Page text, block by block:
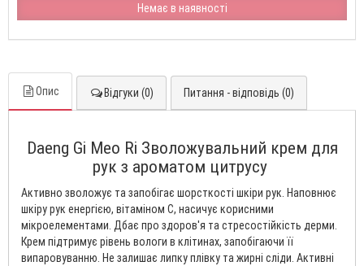
Немає в наявності
Опис Відгуки (0) Питання - відповідь (0)
Daeng Gi Meo Ri Зволожувальний крем для
рук з ароматом цитрусу
Активно зволожує та запобігає шорсткості шкіри рук. Наповнює
шкіру рук енергією, вітаміном C, насичує корисними
мікроелементами. Дбає про здоров'я та стресостійкість дерми.
Крем підтримує рівень вологи в клітинах, запобігаючи її
випаровуванню. Не залишає липку плівку та жирні сліди. Активні